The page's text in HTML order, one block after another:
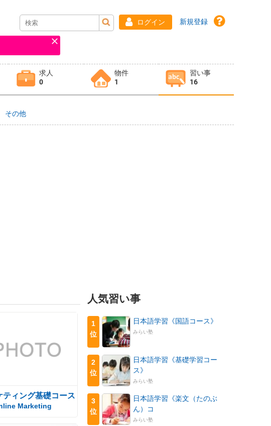
ログイン 新規登録
求人
0
物件
1
習い事
16
その他
ィング基礎コース
Marketing
人気習い事
1
位
日本語学習《国語コース》
みらい塾
2
位
日本語学習《基礎学習コー
ス》
みらい塾
3
位
日本語学習《楽文（たのぶ
ん）コ
みらい塾